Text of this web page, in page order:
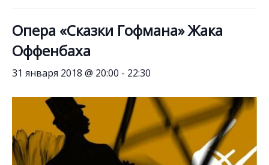
Опера «Сказки Гофмана» Жака
Оффенбаха
31 января 2018 @ 20:00 - 22:30